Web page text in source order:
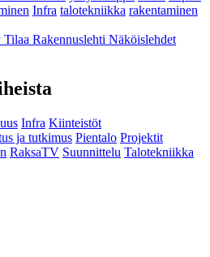
Infra talotekniikka rakentaminen
Tilaa Rakennuslehti Näköislehdet
Infra Kiinteistöt
ja tutkimus Pientalo Projektit
RaksaTV Suunnittelu Talotekniikka